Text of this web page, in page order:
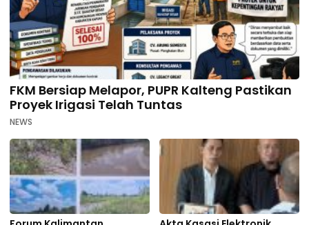
FKM Bersiap Melapor, PUPR Kalteng Pastikan
Proyek Irigasi Telah Tuntas
NEWS